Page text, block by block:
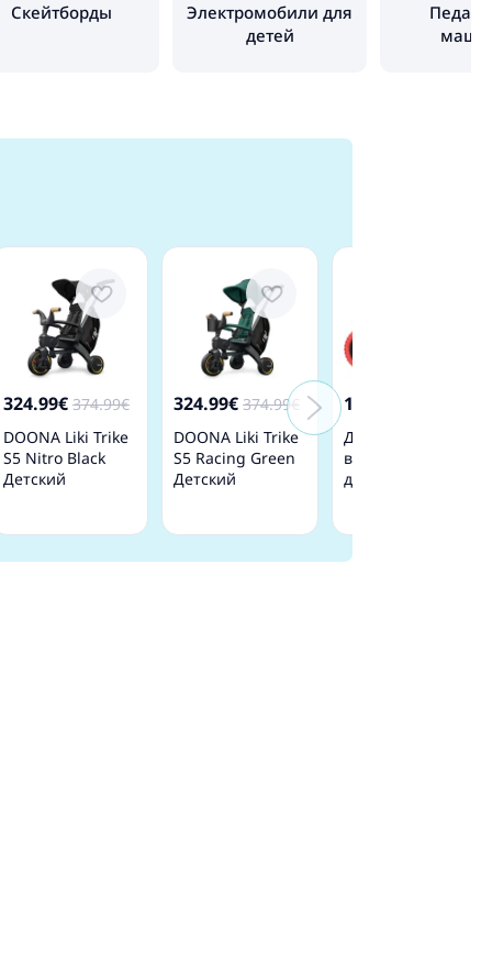
Cкейтборды
Электромобили для
детей
324.99€ 374.99€
DOONA Liki Trike
S5 Nitro Black
Детский
324.99€ 374.99€
DOONA Liki Trike
S5 Racing Green
Детский
147.99€
Детский
велосипед
двухколесный
143G-SA